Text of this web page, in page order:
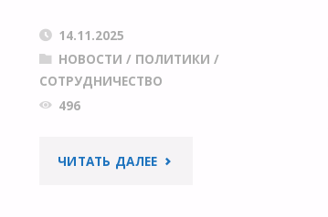
14.11.2025
НОВОСТИ / ПОЛИТИКИ /
СОТРУДНИЧЕСТВО
496
ЧИТАТЬ ДАЛЕЕ"ИЗДАТЕЛЬСТВО AIP